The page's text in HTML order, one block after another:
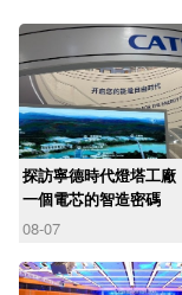
探訪寧德時代燈塔工
一個電芯的智造密碼
08-07